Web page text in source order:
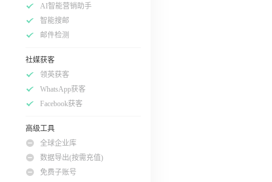
AI智能营销助手
智能搜邮
邮件检测
社媒获客
领英获客
WhatsApp获客
Facebook获客
高级工具
全球企业库
数据导出(按需充值)
免费子账号